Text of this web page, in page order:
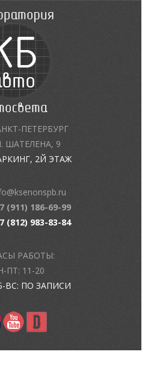
ПЕТЕРБУРГ
ШАТЕЛЕНА, 9
2Й ЭТАЖ
(911) 186-69-99
(812) 983-83-84
РАБОТЫ:
ПТ: 11-20
ВС: ПО ЗАПИСИ